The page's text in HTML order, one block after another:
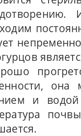
она
и